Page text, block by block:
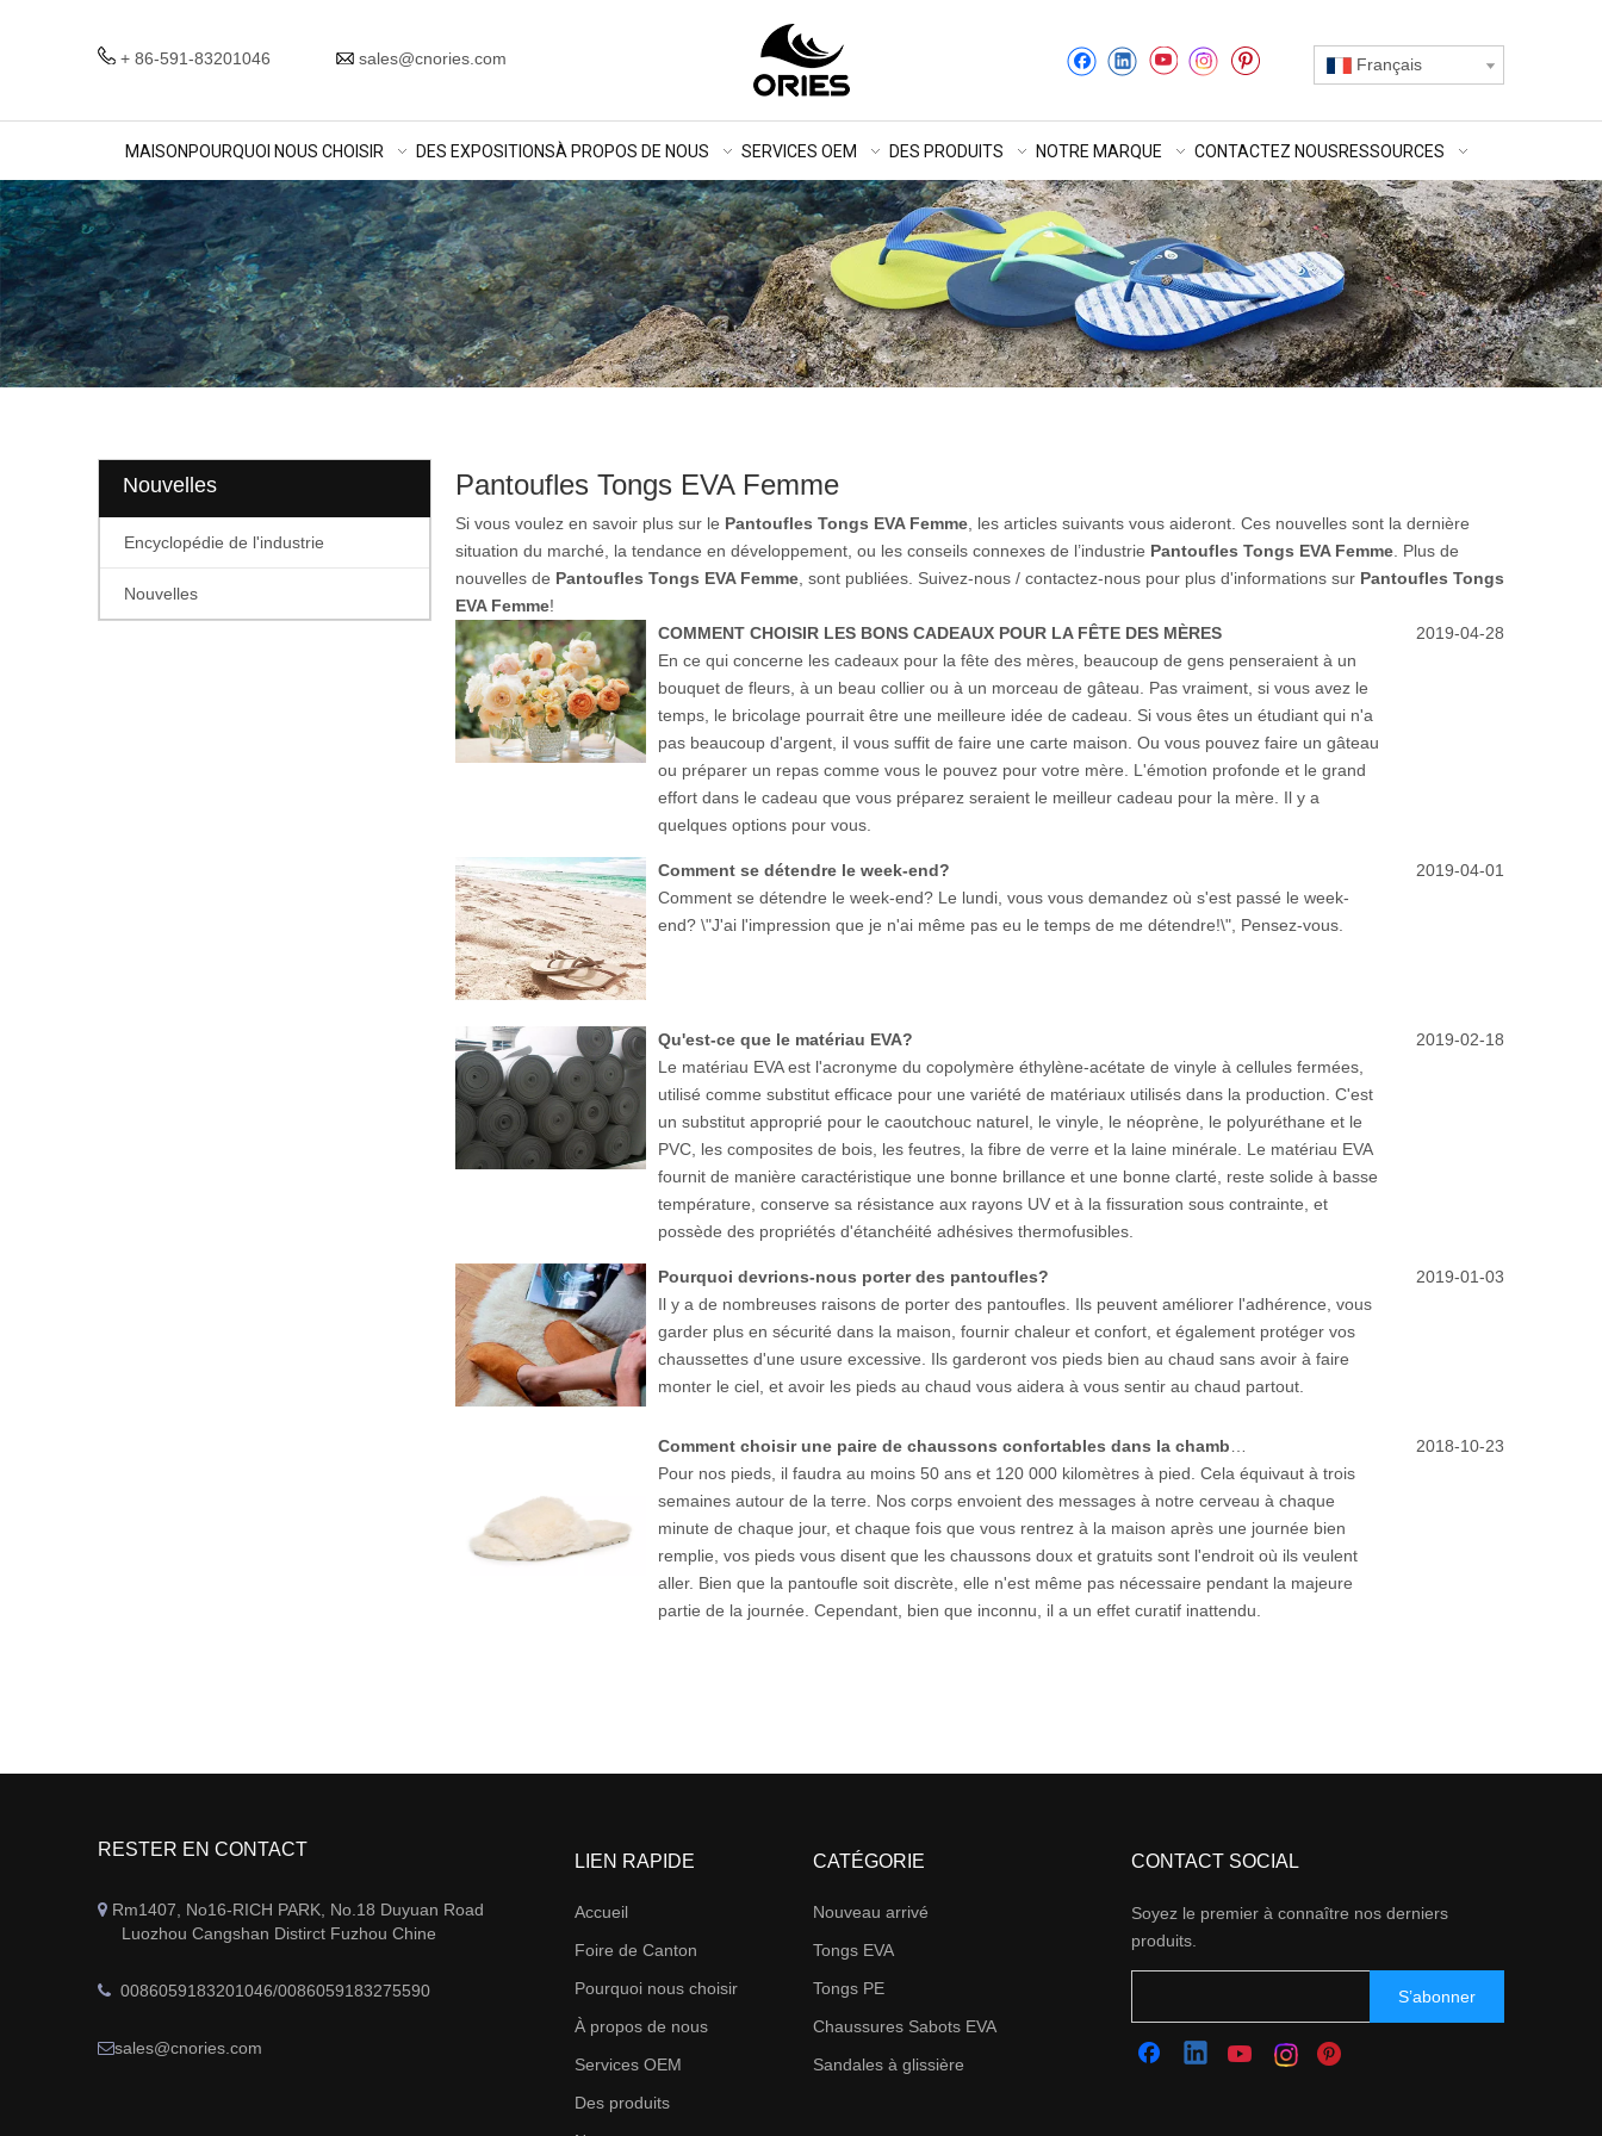
+ 86-591-83201046 sales@cnories.com Français
MAISON POURQUOI NOUS CHOISIR DES EXPOSITIONSÀ PROPOS DE NOUS SERVICES OEM DES PRODUITS NOTRE MARQUE CONTACTEZ NOUSRESSOURCES
Nouvelles
Encyclopédie de l'industrie
Nouvelles
Pantoufles Tongs EVA Femme
Si vous voulez en savoir plus sur le Pantoufles Tongs EVA Femme , les articles suivants vous aideront. Ces nouvelles sont la dernière
situation du marché, la tendance en développement, ou les conseils connexes de l’industrie Pantoufles Tongs EVA Femme . Plus de
nouvelles de Pantoufles Tongs EVA Femme , sont publiées. Suivez-nous / contactez-nous pour plus d'informations sur Pantoufles Tongs
EVA Femme!
COMMENT CHOISIR LES BONS CADEAUX POUR LA FÊTE DES MÈRES
En ce qui concerne les cadeaux pour la fête des mères, beaucoup de gens penseraient à un
bouquet de fleurs, à un beau collier ou à un morceau de gâteau. Pas vraiment, si vous avez le
temps, le bricolage pourrait être une meilleure idée de cadeau. Si vous êtes un étudiant qui n'a
pas beaucoup d'argent, il vous suffit de faire une carte maison. Ou vous pouvez faire un gâteau
ou préparer un repas comme vous le pouvez pour votre mère. L'émotion profonde et le grand
effort dans le cadeau que vous préparez seraient le meilleur cadeau pour la mère. Il y a
quelques options pour vous.
2019-04-28
Comment se détendre le week-end?
Comment se détendre le week-end? Le lundi, vous vous demandez où s'est passé le week-
end? \"J'ai l'impression que je n'ai même pas eu le temps de me détendre!\", Pensez-vous.
2019-04-01
Qu'est-ce que le matériau EVA?
Le matériau EVA est l'acronyme du copolymère éthylène-acétate de vinyle à cellules fermées,
utilisé comme substitut efficace pour une variété de matériaux utilisés dans la production. C'est
un substitut approprié pour le caoutchouc naturel, le vinyle, le néoprène, le polyuréthane et le
PVC, les composites de bois, les feutres, la fibre de verre et la laine minérale. Le matériau EVA
fournit de manière caractéristique une bonne brillance et une bonne clarté, reste solide à basse
température, conserve sa résistance aux rayons UV et à la fissuration sous contrainte, et
possède des propriétés d'étanchéité adhésives thermofusibles.
2019-02-18
Pourquoi devrions-nous porter des pantoufles?
Il y a de nombreuses raisons de porter des pantoufles. Ils peuvent améliorer l'adhérence, vous
garder plus en sécurité dans la maison, fournir chaleur et confort, et également protéger vos
chaussettes d'une usure excessive. Ils garderont vos pieds bien au chaud sans avoir à faire
monter le ciel, et avoir les pieds au chaud vous aidera à vous sentir au chaud partout.
2019-01-03
Pour nos pieds, il faudra au moins 50 ans et 120 000 kilomètres à pied. Cela équivaut à trois
semaines autour de la terre. Nos corps envoient des messages à notre cerveau à chaque
minute de chaque jour, et chaque fois que vous rentrez à la maison après une journée bien
remplie, vos pieds vous disent que les chaussons doux et gratuits sont l'endroit où ils veulent
aller. Bien que la pantoufle soit discrète, elle n'est même pas nécessaire pendant la majeure
partie de la journée. Cependant, bien que inconnu, il a un effet curatif inattendu.
2018-10-23
RESTER EN CONTACT
 Rm1407, No16-RICH PARK, No.18 Duyuan Road
Luozhou Cangshan Distirct Fuzhou Chine
 0086059183201046/0086059183275590
sales@cnories.com
LIEN RAPIDE
Accueil
Foire de Canton
Pourquoi nous choisir
À propos de nous
Services OEM
Des produits
CATÉGORIE
Nouveau arrivé
Tongs EVA
Tongs PE
Chaussures Sabots EVA
Sandales à glissière
CONTACT SOCIAL
Soyez le premier à connaître nos derniers
produits.
S’abonner